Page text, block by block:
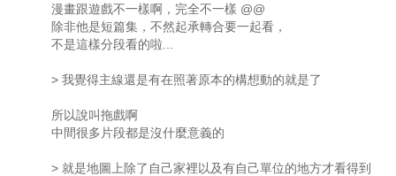
漫畫跟遊戲不一樣啊，完全不一樣 @@
除非他是短篇集，不然起承轉合要一起看，
不是這樣分段看的啦...
> 我覺得主線還是有在照著原本的構想動的就是了
所以說叫拖戲啊
中間很多片段都是沒什麼意義的
> 就是地圖上除了自己家裡以及有自己單位的地方才看得到